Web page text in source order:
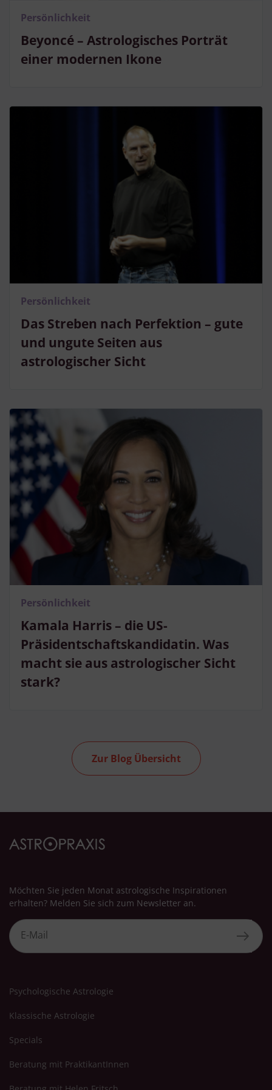
Beyoncé – Astrologisches Porträt
einer modernen Ikone
Persönlichkeit
Das Streben nach Perfektion – gute
und ungute Seiten aus
astrologischer Sicht
Persönlichkeit
Kamala Harris – die US-
Präsidentschaftskandidatin. Was
macht sie aus astrologischer Sicht
stark?
Persönlichkeit
Zur Blog Übersicht
Möchten Sie jeden Monat astrologische Inspirationen
erhalten? Melden Sie sich zum Newsletter an.
Psychologische Astrologie
Klassische Astrologie
Specials
Beratung mit PraktikantInnen